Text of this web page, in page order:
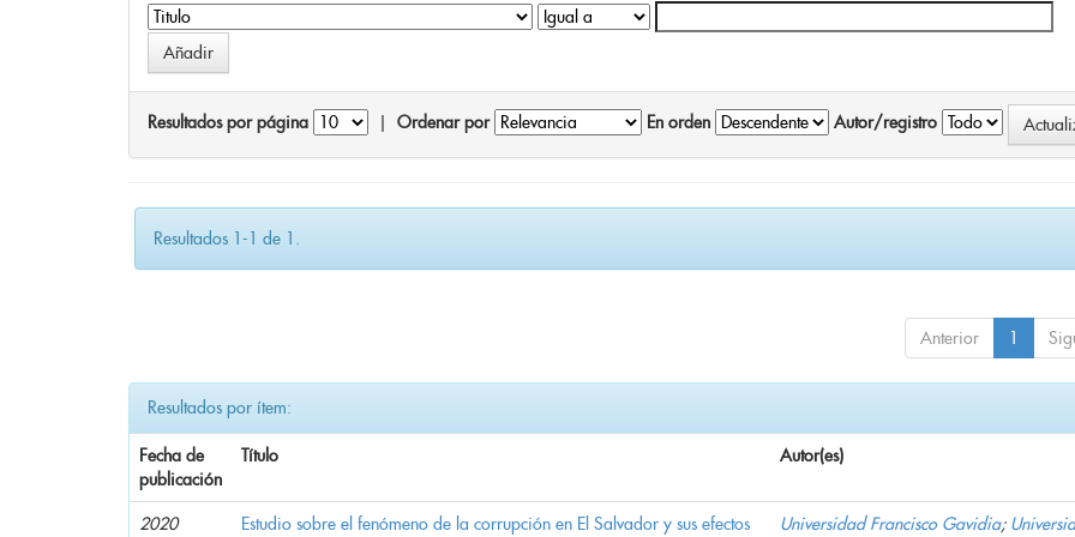
Resultados por página Ordenar por En orden Autor/registro
Resultados 1-1 de 1.
Anterior 1
Resultados por ítem:
Fecha de
publicación
Título Autor(es)
2020 Estudio sobre el fenómeno de la corrupción en El Salvador y sus efectos Universidad Francisco Gavidia;